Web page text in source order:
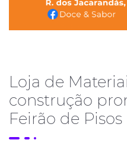
Loja de
construção
Feirão de Pisos